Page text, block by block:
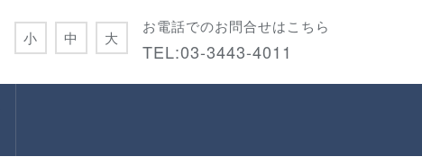
お電話でのお問合せはこちら
TEL:03-3443-4011
小 中 大